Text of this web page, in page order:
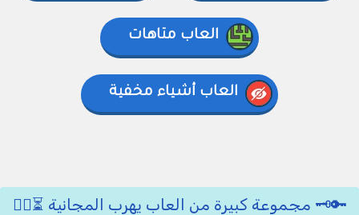
العاب متاهات
العاب أشياء مخفية
🔑🗝️ مجموعة كبيرة من العاب يهرب المجانية ⏳🕵️‍♂️